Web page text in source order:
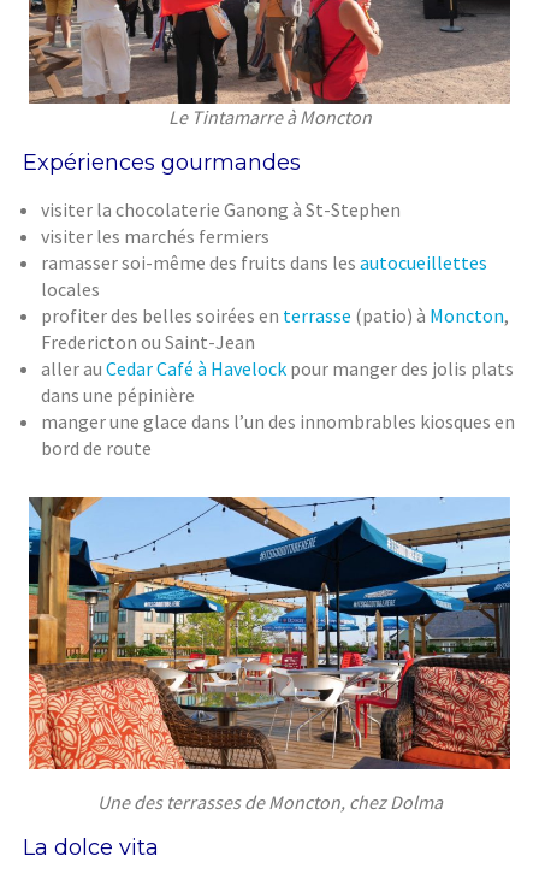
Le Tintamarre à Moncton
Expériences gourmandes
visiter la chocolaterie Ganong à St-Stephen
visiter les marchés fermiers
ramasser soi-même des fruits dans lesautocueillettes
locales
profiter des belles soirées en terrasse (patio) à Moncton,
Fredericton ou Saint-Jean
aller au Cedar Café à Havelock pour manger des jolis plats
dans une pépinière
manger une glace dans l’un des innombrables kiosques en
bord de route
Une des terrasses de Moncton, chez Dolma
La dolce vita